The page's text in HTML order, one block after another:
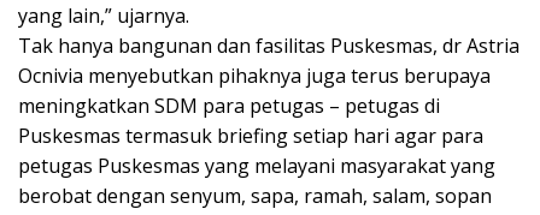
yang lain,” ujarnya.
Tak hanya bangunan dan fasilitas Puskesmas, dr Astria
Ocnivia menyebutkan pihaknya juga terus berupaya
meningkatkan SDM para petugas – petugas di
Puskesmas termasuk briefing setiap hari agar para
petugas Puskesmas yang melayani masyarakat yang
berobat dengan senyum, sapa, ramah, salam, sopan